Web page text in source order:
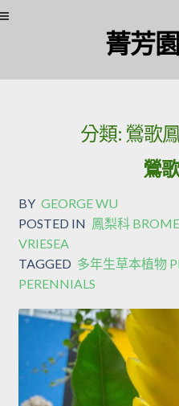
菁芳
分類: 鶯歌
鶯
BY GEORGE WU
POSTED IN 鳳梨科
VRIESEA
TAGGED 多年生草本植物
PERENNIALS